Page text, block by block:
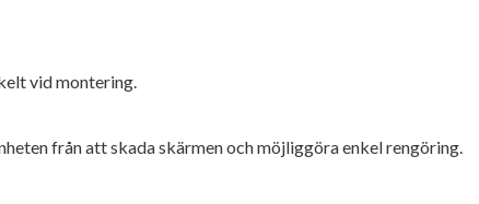
vid montering.
från att skada skärmen och möjliggöra enkel rengöring.